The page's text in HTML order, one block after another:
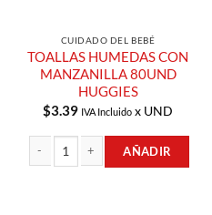
cantidad
CUIDADO DEL BEBÉ
TOALLAS HUMEDAS CON
MANZANILLA 80UND
HUGGIES
$3.39 IVA Incluido x UND
AÑADIR